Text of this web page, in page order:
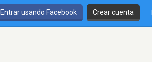
Entrar usando Facebook Crear cuenta